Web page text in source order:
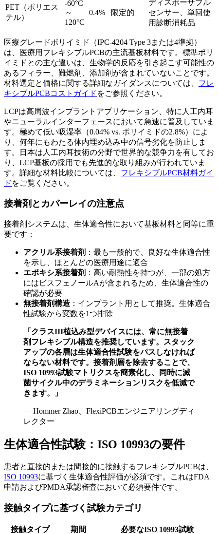
PET（ポリエス
テル）
-60°C
～
120°C
0.4% 限定的
ディスポーザブル
センサー、単回使
用診断消耗品
医療グレードポリイミド（IPC-4204 Type 3または4準拠）
は、医療用フレキシブルPCBの主流基板材料です。標準ポリ
イミドとの主な違いは、生物学的反応を引き起こす可能性の
あるフィラー、難燃剤、添加剤が含まれていないことです。
材料選定と価格に関する詳細なガイダンスについては、 フレ
キシブルPCBコストガイド をご参照ください。
LCPは高周波インプラントアプリケーション、特に人工内耳
やニューラルインターフェースにおいて急速に普及していま
す。極めて低い吸湿率（0.04% vs. ポリイミドの2.8%）によ
り、何年にもわたる体内埋め込み中の信号劣化を防止しま
す。日本は人工内耳技術の分野で世界的な競争力を有してお
り、LCP基板の採用でも先進的な取り組みが行われていま
す。詳細な材料比較については、 フレキシブルPCB材料ガイ
ド をご覧ください。
接着剤とカバーレイの注意点
接着剤システムは、生体適合性において基板材料と同等に重
要です：
アクリル系接着剤 ：最も一般的で、良好な生体適合性
を示し、ほとんどの医療用途に適合
エポキシ系接着剤 ：高い耐熱性を持つが、一部の処方
にはビスフェノールAが含まれるため、生体適合性の
確認が必要
無接着剤構造 ：インプラント用として推奨。生体適合
性試験から変数を1つ排除
「クラスIII植込み型デバイスには、常に無接着
剤フレキシブル構造を推奨しています。スタック
アップの各層は生体適合性試験をパスしなければ
ならない材料です。接着剤層を除去することで、
ISO 10993試験マトリクスを簡素化し、同時に滅
菌サイクル中のデラミネーションリスクを低減で
きます。」
— Hommer Zhao、FlexiPCBエンジニアリングディ
レクター
生体適合性試験：ISO 10993の要件
患者と直接的または間接的に接触するフレキシブルPCBは、
ISO 10993に基づく生体適合性評価が必須です。これはFDA
申請およびPMDA承認審査において必須要件です。
接触タイプに基づく試験カテゴリ
接触タイプ 期間
必要なISO 10993試験